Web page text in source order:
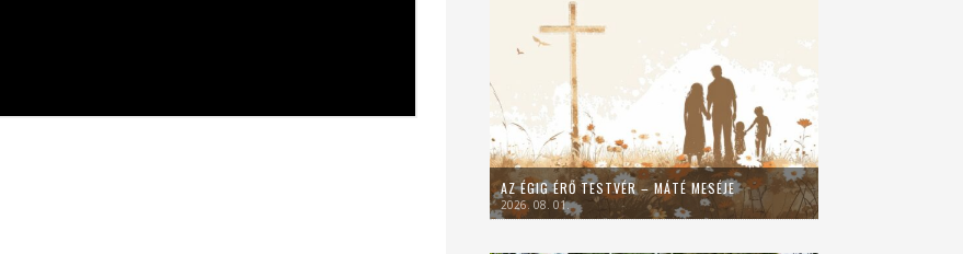
AZ ÉGIG ÉRŐ TESTVÉR – MÁTÉ MESÉJE
2026. 08. 01.